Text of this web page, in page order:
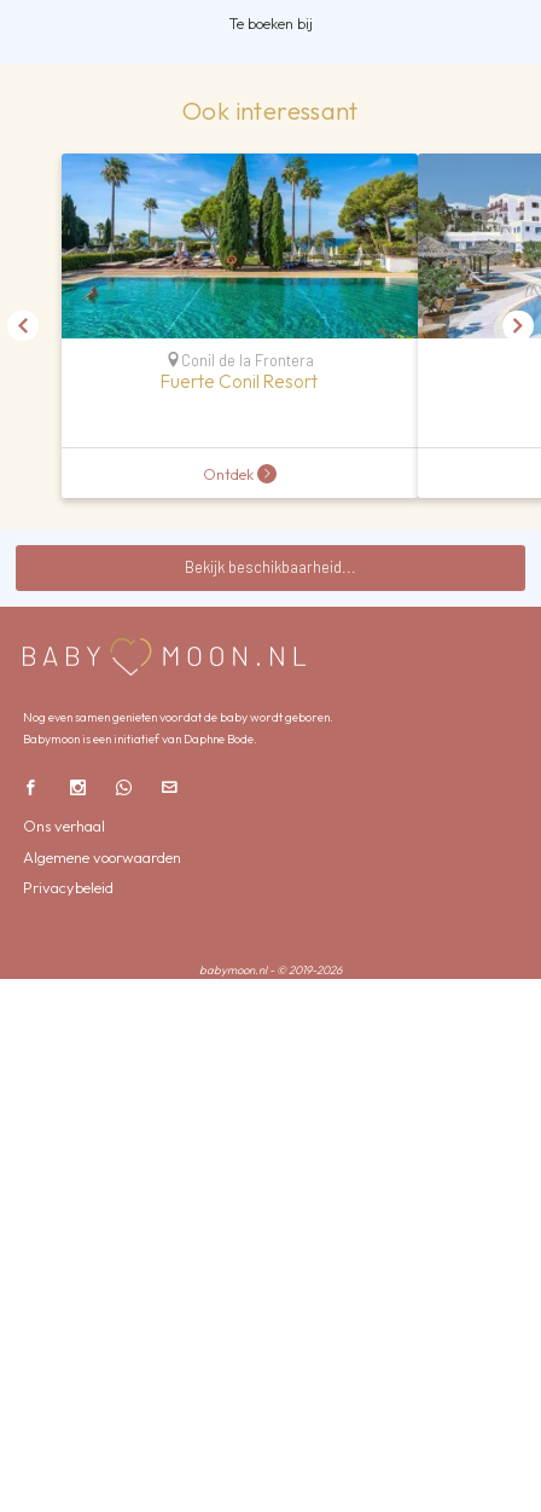
Te boeken bij
Ook interessant
Conil de la Frontera
Fuerte Conil Resort
Ontdek
Bekijk beschikbaarheid...
Nog even samen genieten voordat de baby wordt geboren.
Babymoon is een initiatief van Daphne Bode.
Ons verhaal
Algemene voorwaarden
Privacybeleid
babymoon.nl - © 2019-2026